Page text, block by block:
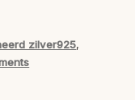
zilver925,